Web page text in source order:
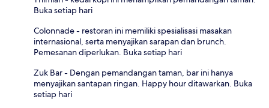
Buka setiap hari
Colonnade - restoran ini memiliki spesialisasi masakan
internasional, serta menyajikan sarapan dan brunch.
Pemesanan diperlukan. Buka setiap hari
Zuk Bar - Dengan pemandangan taman, bar ini hanya
menyajikan santapan ringan. Happy hour ditawarkan. Buka
setiap hari